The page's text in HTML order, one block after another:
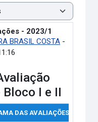
- 2023/1
BRASIL COSTA-
I e II
DAS AVALIAÇÕES